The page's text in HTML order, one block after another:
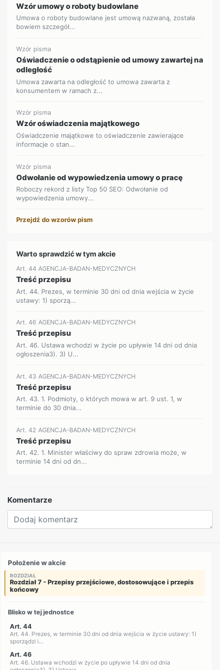
Wzór umowy o roboty budowlane
Umowa o roboty budowlane jest umową nazwaną, została
bowiem szczegół...
Wzór pisma
Oświadczenie o odstąpienie od umowy zawartej na
odległość
Umowa zawarta na odległość to umowa zawarta z
konsumentem w ramach z...
Wzór pisma
Wzór oświadczenia majątkowego
Oświadczenie majątkowe to oświadczenie zawierające
informacje o stan...
Wzór pisma
Odwołanie od wypowiedzenia umowy o pracę
Roboczy rekord z listy Top 50 SEO: Odwołanie od
wypowiedzenia umowy...
Przejdź do wzorów pism
Warto sprawdzić w tym akcie
Art. 44 AGENCJA-BADAN-MEDYCZNYCH
Treść przepisu
Art. 44. Prezes, w terminie 30 dni od dnia wejścia w życie
ustawy: 1) sporzą...
Art. 46 AGENCJA-BADAN-MEDYCZNYCH
Treść przepisu
Art. 46. Ustawa wchodzi w życie po upływie 14 dni od dnia
ogłoszenia3). 3) U...
Art. 43 AGENCJA-BADAN-MEDYCZNYCH
Treść przepisu
Art. 43. 1. Podmioty, o których mowa w art. 9 ust. 1, w
terminie do 30 dnia...
Art. 42 AGENCJA-BADAN-MEDYCZNYCH
Treść przepisu
Art. 42. 1. Minister właściwy do spraw zdrowia może, w
terminie 14 dni od dn...
Komentarze
Położenie w akcie
ROZDZIAŁ
Rozdział 7 - Przepisy przejściowe, dostosowujące i przepis
końcowy
Blisko w tej jednostce
Art. 44
Art. 44. Prezes, w terminie 30 dni od dnia wejścia w życie ustawy: 1)
sporządzi i...
Art. 46
Art. 46. Ustawa wchodzi w życie po upływie 14 dni od dnia